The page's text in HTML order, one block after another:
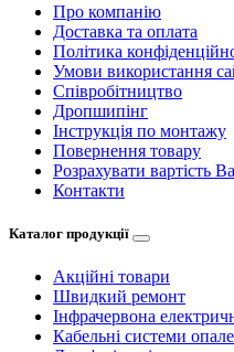
Про компанію
Доставка та оплата
Політика
Умови використання
Співробітництво
Дропшипінг
Інструкція по монтажу
Повернення товару
Розрахувати вартість
Контакти
Каталог продукції
Акційні товари
Швидкий ремонт
Інфрачервона
Кабельні системи